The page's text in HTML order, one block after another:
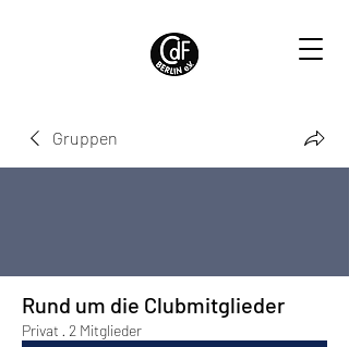
Gruppen
Rund um die Clubmitglieder
Privat · 2 Mitglieder